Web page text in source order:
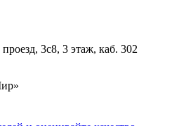
3с8, 3 этаж, каб. 302